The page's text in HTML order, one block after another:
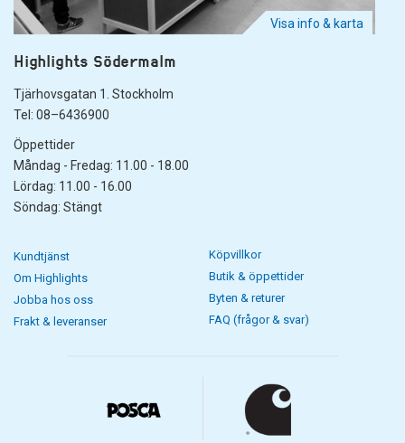
Visa info & karta
Highlights Södermalm
Tjärhovsgatan 1. Stockholm
Tel: 08–6436900
Öppettider
Måndag - Fredag: 11.00 - 18.00
Lördag: 11.00 - 16.00
Söndag: Stängt
Kundtjänst
Om Highlights
Jobba hos oss
Frakt & leveranser
Köpvillkor
Butik & öppettider
Byten & returer
FAQ (frågor & svar)